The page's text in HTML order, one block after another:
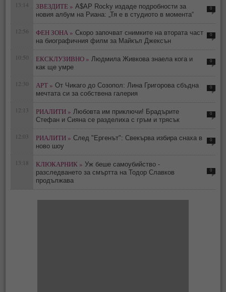
13:14 ЗВЕЗДИТЕ » A$AP Rocky издаде подробности за
новия албум на Риана: „Тя е в студиото в момента“
0
12:56 ФЕН ЗОНА » Скоро започват снимките на втората част
на биографичния филм за Майкъл Джексън
0
10:50 ЕКСКЛУЗИВНО » Людмила Живкова знаела кога и
как ще умре
0
12:30 АРТ » От Чикаго до Созопол: Лина Григорова сбъдна
мечтата си за собствена галерия
0
12:13 РИАЛИТИ » Любовта им приключи! Брадърите
Стефан и Сияна се разделиха с гръм и трясък
0
12:03 РИАЛИТИ » След "Ергенът": Свекърва избира снаха в
ново шоу
0
13:18 КЛЮКАРНИК » Уж беше самоубийство -
разследването за смъртта на Тодор Славков
продължава
0